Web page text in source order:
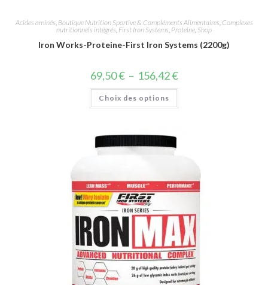
Acides aminés Boutique Nutrition Sportive & Compléments Alimentaires Complexes
nutritionnels intégrés, First Iron Systems Proteine Shop
Iron Works-Proteine-First Iron Systems (2200g)
69,50€ – 156,42€
Choix des options